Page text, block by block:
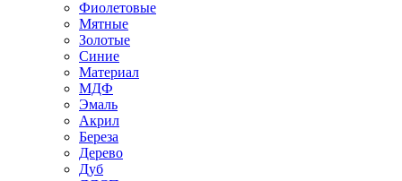
Фиолетовые
Мятные
Золотые
Синие
Материал
МДФ
Эмаль
Акрил
Береза
Дерево
Дуб